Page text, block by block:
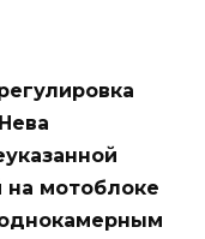
на мотоблоке